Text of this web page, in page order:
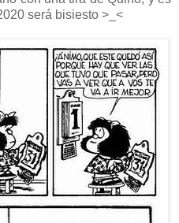
será bisiesto >_<